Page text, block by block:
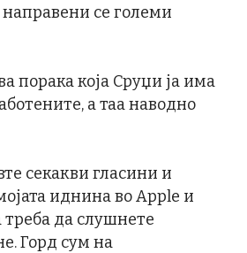
направени се големи
порака која Сруџи ја има
а таа наводно
секакви гласини и
иднина во Apple и
треба да слушнете
Горд сум на